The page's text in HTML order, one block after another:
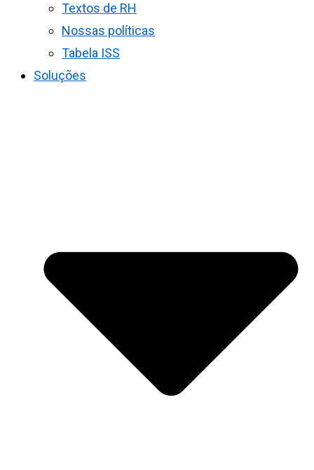
Textos de RH
Nossas políticas
Tabela ISS
Soluções